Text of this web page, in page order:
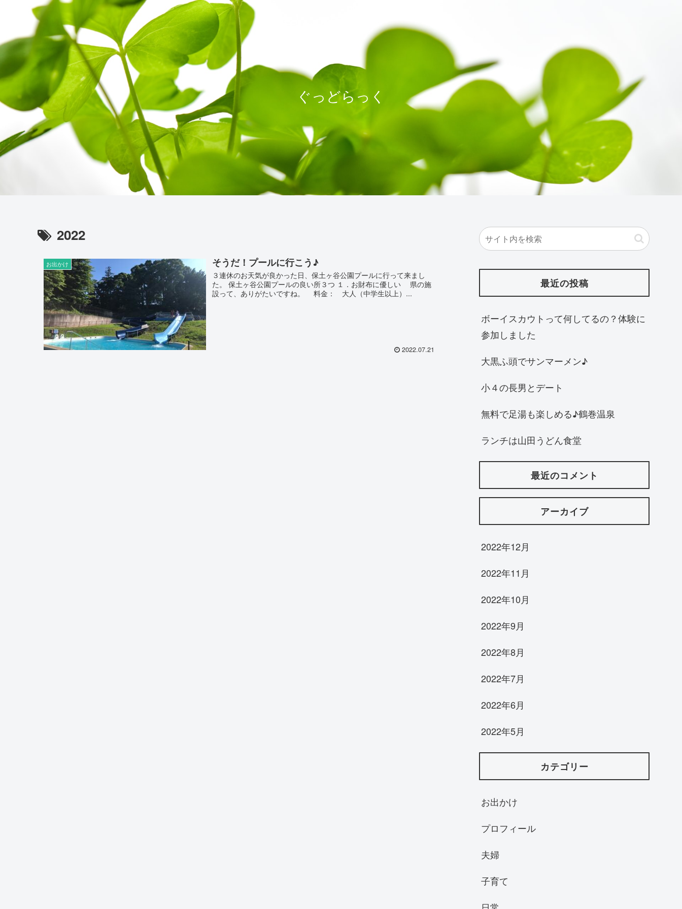
ぐっどらっく
2022
お出かけ そうだ！プールに行こう♪
３連休のお天気が良かった日、保土ヶ谷公園プールに行って来まし
た。 保土ヶ谷公園プールの良い所３つ １．お財布に優しい 県の施
設って、ありがたいですね。 料金： 大人（中学生以上）...
2022.07.21
最近の投稿
ボーイスカウトって何してるの？体験に
参加しました
大黒ふ頭でサンマーメン♪
小４の長男とデート
無料で足湯も楽しめる♪鶴巻温泉
ランチは山田うどん食堂
最近のコメント
アーカイブ
2022年12月
2022年11月
2022年10月
2022年9月
2022年8月
2022年7月
2022年6月
2022年5月
カテゴリー
お出かけ
プロフィール
夫婦
子育て